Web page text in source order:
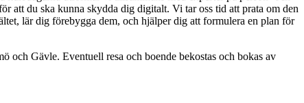
att du ska kunna skydda dig digitalt. Vi tar oss tid att prata om den
lär dig förebygga dem, och hjälper dig att formulera en plan för
och Gävle. Eventuell resa och boende bekostas och bokas av